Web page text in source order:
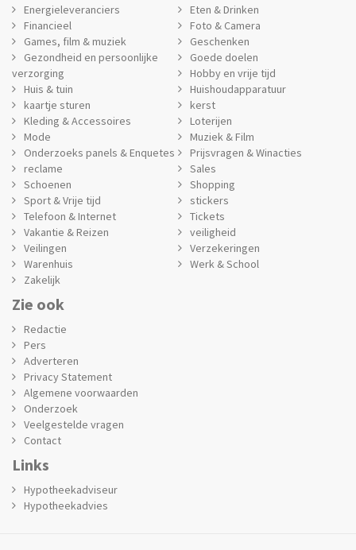
Energieleveranciers
Eten & Drinken
Financieel
Foto & Camera
Games, film & muziek
Geschenken
Gezondheid en persoonlijke
verzorging
Goede doelen
Hobby en vrije tijd
Huis & tuin
Huishoudapparatuur
kaartje sturen
kerst
Kleding & Accessoires
Loterijen
Mode
Muziek & Film
Onderzoeks panels & Enquetes
Prijsvragen & Winacties
reclame
Sales
Schoenen
Shopping
Sport & Vrije tijd
stickers
Telefoon & Internet
Tickets
Vakantie & Reizen
veiligheid
Veilingen
Verzekeringen
Warenhuis
Werk & School
Zakelijk
Zie ook
Redactie
Pers
Adverteren
Privacy Statement
Algemene voorwaarden
Onderzoek
Veelgestelde vragen
Contact
Links
Hypotheekadviseur
Hypotheekadvies